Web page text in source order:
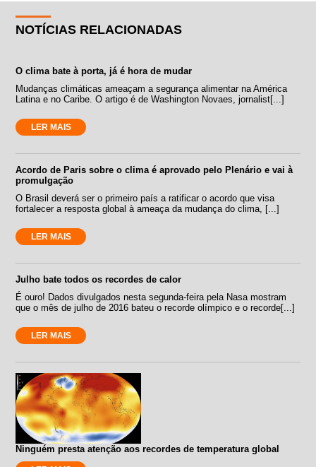
NOTÍCIAS RELACIONADAS
O clima bate à porta, já é hora de mudar
Mudanças climáticas ameaçam a segurança alimentar na América
Latina e no Caribe. O artigo é de Washington Novaes, jornalist[...]
LER MAIS
Acordo de Paris sobre o clima é aprovado pelo Plenário e vai à
promulgação
O Brasil deverá ser o primeiro país a ratificar o acordo que visa
fortalecer a resposta global à ameaça da mudança do clima, [...]
LER MAIS
Julho bate todos os recordes de calor
É ouro! Dados divulgados nesta segunda-feira pela Nasa mostram
que o mês de julho de 2016 bateu o recorde olímpico e o recorde[...]
LER MAIS
Ninguém presta atenção aos recordes de temperatura global